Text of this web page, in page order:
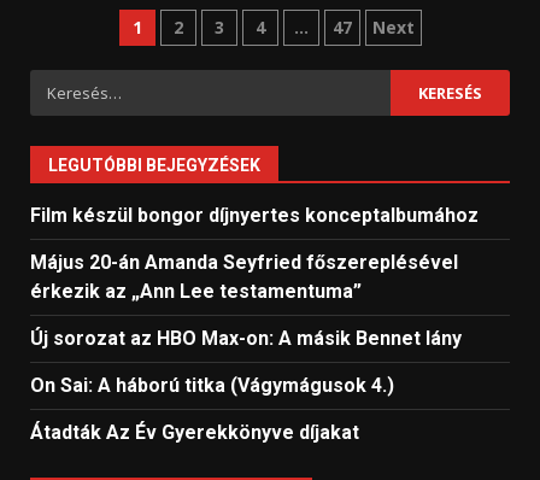
Bejegyzések
lapozása
1 2 3 4 … 47 Next
Keresés:
LEGUTÓBBI BEJEGYZÉSEK
Film készül bongor díjnyertes konceptalbumához
Május 20-án Amanda Seyfried főszereplésével
érkezik az „Ann Lee testamentuma”
Új sorozat az HBO Max-on: A másik Bennet lány
On Sai: A ​háború titka (Vágymágusok 4.)
Átadták Az Év Gyerekkönyve díjakat